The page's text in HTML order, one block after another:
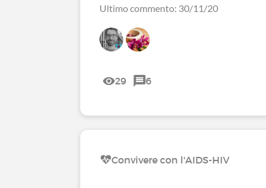
Ultimo commento: 30/11/20
29 6
Convivere con l'AIDS-HIV